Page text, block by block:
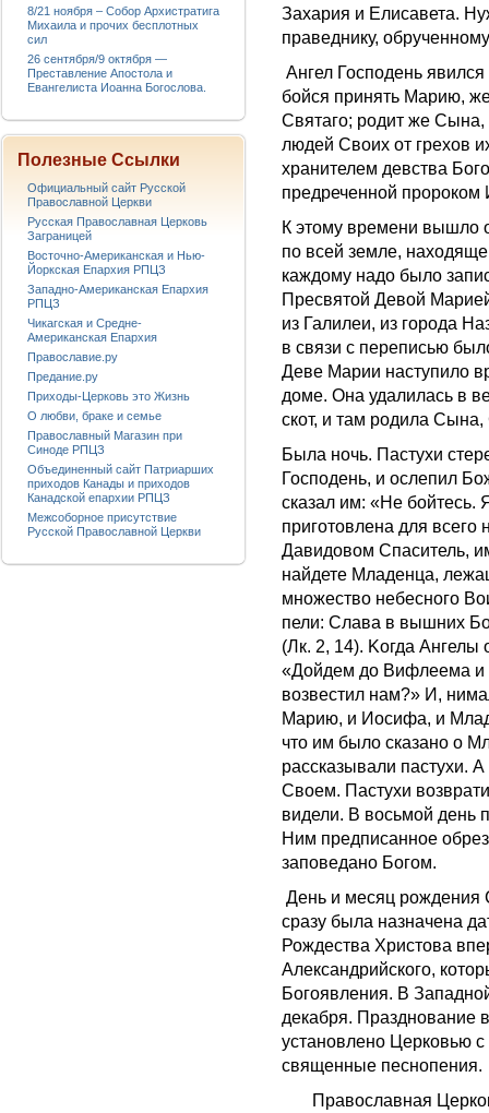
Захария и Елисавета.
праведнику,
Ангел Господень
бойся принять Марию,
Святаго; родит же
людей Своих от грехов
хранителем девства
предреченной пророком
К этому времени вышло
по всей земле,
каждому надо было
Пресвятой Девой
из Галилеи, из города
в связи с переписью
Деве Марии наступило
доме. Она удалилась в
скот, и там родила
Была ночь. Пастухи
Господень, и ослепил
сказал им: «Не бойтесь.
приготовлена для всего
Давидовом Спаситель,
найдете Младенца,
множество небесного
пели: Слава в вышних
(Лк. 2, 14). Kогда Ангелы
«Дойдем до Вифлеема и
возвестил нам?» И,
Марию, и Иосифа, и
что им было сказано о
рассказывали пастухи.
Своем. Пастухи
видели. В восьмой день
Ним предписанное
заповедано Богом.
День и месяц рождения
сразу была назначена
Рождества Xристова
Александрийского,
Богоявления. В
декабря. Празднование
установлено Церковью
священные песнопения.
Православная
8/21 ноября – Собор Архистратига
Михаила и прочих бесплотных
сил
26 сентября/9 октября —
Преставление Апостола и
Евангелиста Иоанна Богослова.
Полезные Ссылки
Официальный сайт Русской
Православной Церкви
Русская Православная Церковь
Заграницей
Восточно-Американская и Нью-
Йоркская Епархия РПЦЗ
Западно-Американская Епархия
РПЦЗ
Чикагская и Средне-
Американская Епархия
Православие.ру
Предание.ру
Приходы-Церковь это Жизнь
О любви, браке и семье
Православный Магазин при
Синоде РПЦЗ
Объединенный сайт Патриарших
приходов Канады и приходов
Канадской епархии РПЦЗ
Межсоборное присутствие
Русской Православной Церкви